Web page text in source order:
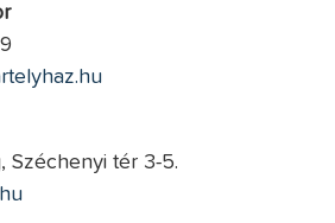
Széchenyi tér 3-5.